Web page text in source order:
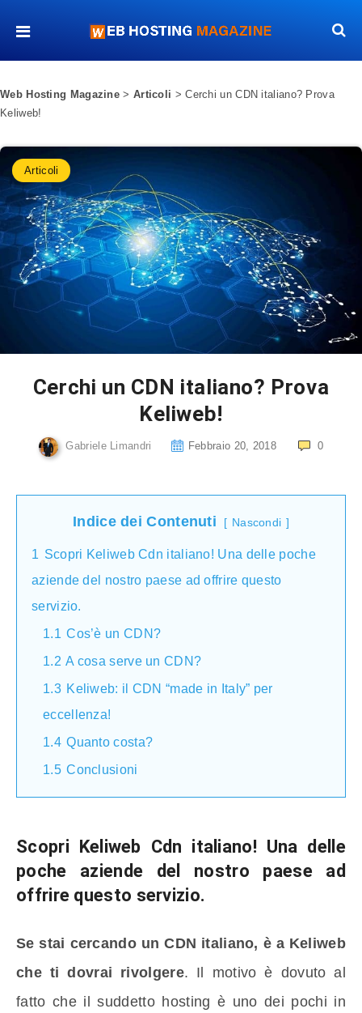
Web Hosting Magazine > Articoli >Cerchi un CDN italiano? Prova
Keliweb!
Articoli
Cerchi un CDN italiano? Prova
Keliweb!
Gabriele Limandri Febbraio 20, 2018 0
Indice dei Contenuti Nascondi
1 Scopri Keliweb Cdn italiano! Una delle poche
aziende del nostro paese ad offrire questo
servizio.
1.1 Cos’è un CDN?
1.2 A cosa serve un CDN?
1.3 Keliweb: il CDN “made in Italy” per
eccellenza!
1.4 Quanto costa?
1.5 Conclusioni
Scopri Keliweb Cdn italiano! Una delle
poche aziende del nostro paese ad
offrire questo servizio.
Se stai cercando un CDN italiano, è a Keliweb
che ti dovrai rivolgere. Il motivo è dovuto al
fatto che il suddetto hosting è uno dei pochi in